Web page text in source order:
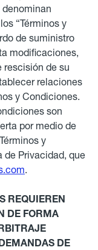
“Términos y
de suministro
modificaciones,
rescisión de su
relaciones
y Condiciones.
son
por medio de
y
de Privacidad, que
.
REQUIEREN
DE FORMA
DE